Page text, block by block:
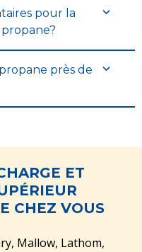
pour la
près de
ET
CHEZ VOUS
Mallow, Lathom,